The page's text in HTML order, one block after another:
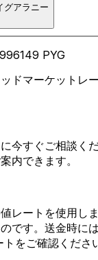
グアラニー
996149 PYG
ドマーケットレ
今すぐご相談く
内できます。
レートを使用し
です。送金時に
をご確認くださ